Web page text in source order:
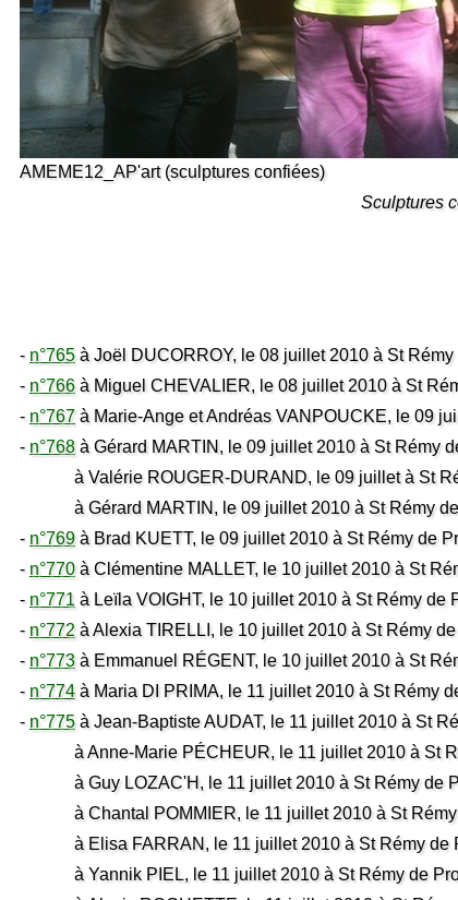
AMEME12_AP'art (sculptures confiées)
Sculptures
- n°765à Joël DUCORROY, le 08 juillet 2010 à St
- n°766à Miguel CHEVALIER, le 08 juillet 2010 à St
- n°767 à Marie-Ange et Andréas VANPOUCKE, le 09
- n°768à Gérard MARTIN, le 09 juillet 2010 à St Rémy
à Valérie ROUGER-DURAND, le 09 juillet à St
à Gérard MARTIN, le 09 juillet 2010 à St Rémy
- n°769à Brad KUETT, le 09 juillet 2010 à St Rémy de
- n°770à Clémentine MALLET, le 10 juillet 2010 à St
- n°771 à Leïla VOIGHT, le 10 juillet 2010 à St Rémy de
- n°772 à Alexia TIRELLI, le 10 juillet 2010 à St Rémy
- n°773à Emmanuel RÉGENT, le 10 juillet 2010 à St
- n°774 à Maria DI PRIMA, le 11 juillet 2010 à St Rémy
- n°775à Jean-Baptiste AUDAT, le 11 juillet 2010 à St
à Anne-Marie PÉCHEUR, le 11 juillet 2010 à St
à Guy LOZAC'H, le 11 juillet 2010 à St Rémy de
à Chantal POMMIER, le 11 juillet 2010 à St
à Elisa FARRAN, le 11 juillet 2010 à St Rémy de
à Yannik PIEL, le 11 juillet 2010 à St Rémy de